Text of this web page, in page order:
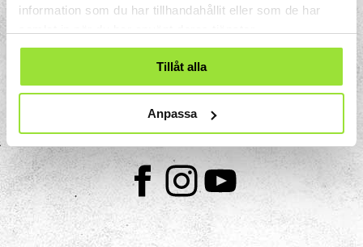
information som du har tillhandahållit eller som de har
Tillåt alla
Anpassa
info@tomtit.se